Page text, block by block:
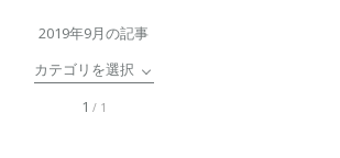
2019年9月の記事
カテゴリを選択
1 / 1